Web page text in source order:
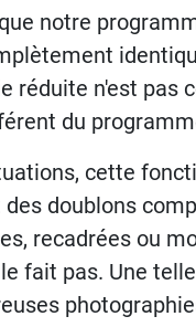
notre
réduite n'est pas
du
cette
doublons
recadrées ou
fait pas. Une